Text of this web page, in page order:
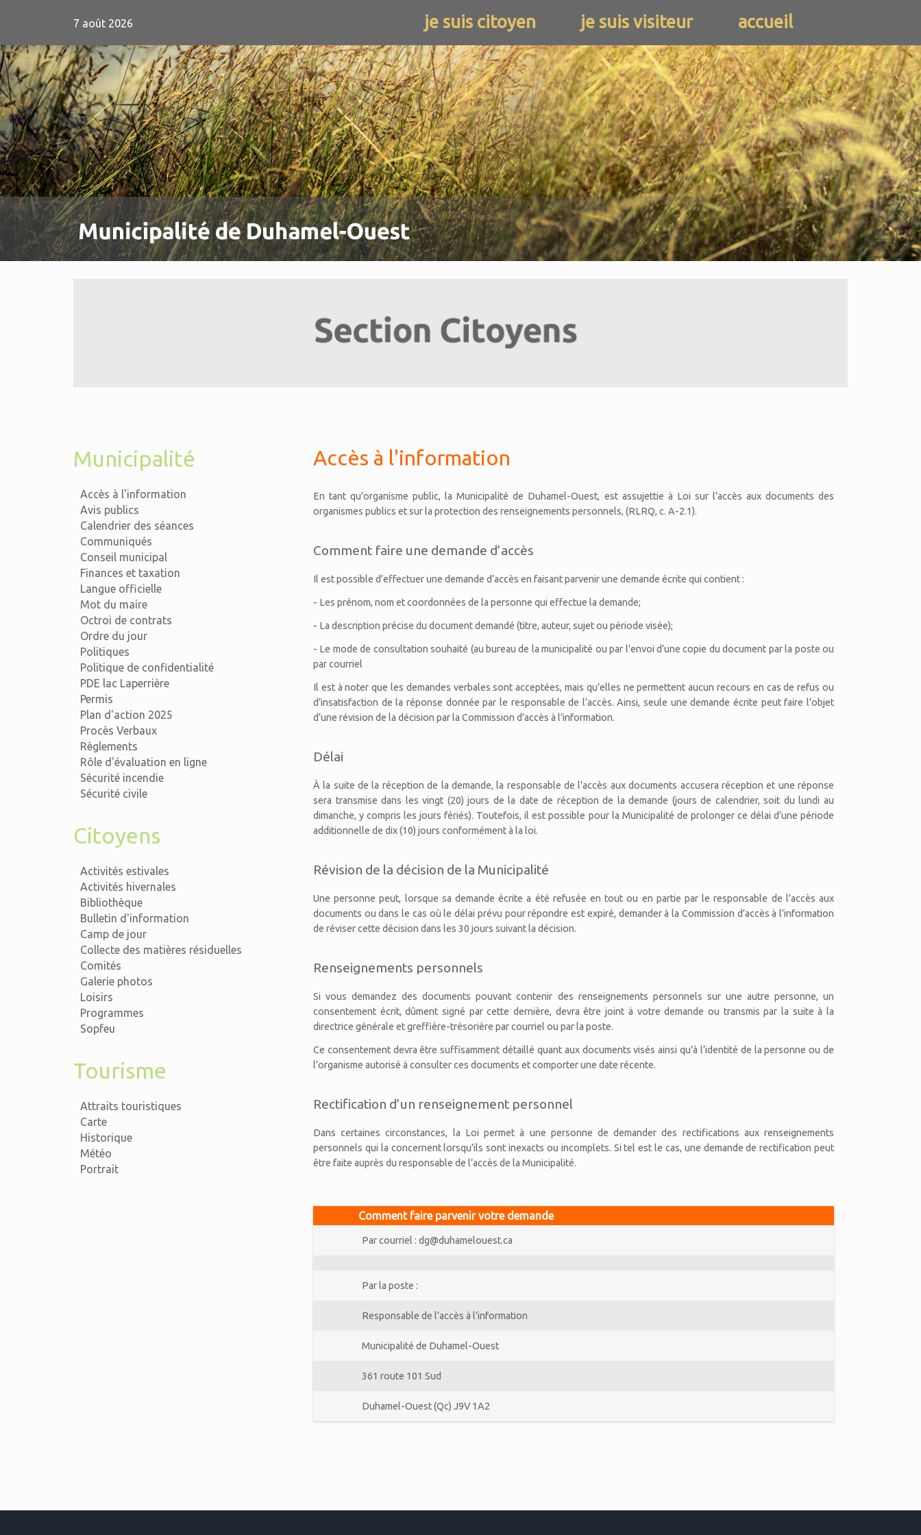
7 août 2026 je suis citoyen je suis visiteur accueil
Municipalité
Accès à l'information
Avis publics
Calendrier des séances
Communiqués
Conseil municipal
Finances et taxation
Langue officielle
Mot du maire
Octroi de contrats
Ordre du jour
Politiques
Politique de confidentialité
PDE lac Laperrière
Permis
Plan d'action 2025
Procès Verbaux
Règlements
Rôle d'évaluation en ligne
Sécurité incendie
Sécurité civile
Citoyens
Activités estivales
Activités hivernales
Bibliothèque
Bulletin d'information
Camp de jour
Collecte des matières résiduelles
Comités
Galerie photos
Loisirs
Programmes
Sopfeu
Tourisme
Attraits touristiques
Carte
Historique
Météo
Portrait
Accès à l'information
En tant qu’organisme public, la Municipalité de Duhamel-Ouest, est assujettie à Loi sur l’accès aux documents des
organismes publics et sur la protection des renseignements personnels, (RLRQ, c. A-2.1).
Comment faire une demande d’accès
Il est possible d’effectuer une demande d’accès en faisant parvenir une demande écrite qui contient :
- Les prénom, nom et coordonnées de la personne qui effectue la demande;
- La description précise du document demandé (titre, auteur, sujet ou période visée);
- Le mode de consultation souhaité (au bureau de la municipalité ou par l’envoi d’une copie du document par la poste ou
par courriel
Il est à noter que les demandes verbales sont acceptées, mais qu’elles ne permettent aucun recours en cas de refus ou
d’insatisfaction de la réponse donnée par le responsable de l’accès. Ainsi, seule une demande écrite peut faire l’objet
d’une révision de la décision par la Commission d’accès à l’information.
Délai
À la suite de la réception de la demande, la responsable de l’accès aux documents accusera réception et une réponse
sera transmise dans les vingt (20) jours de la date de réception de la demande (jours de calendrier, soit du lundi au
dimanche, y compris les jours fériés). Toutefois, il est possible pour la Municipalité de prolonger ce délai d’une période
additionnelle de dix (10) jours conformément à la loi.
Révision de la décision de la Municipalité
Une personne peut, lorsque sa demande écrite a été refusée en tout ou en partie par le responsable de l’accès aux
documents ou dans le cas où le délai prévu pour répondre est expiré, demander à la Commission d’accès à l’information
de réviser cette décision dans les 30 jours suivant la décision.
Renseignements personnels
Si vous demandez des documents pouvant contenir des renseignements personnels sur une autre personne, un
consentement écrit, dûment signé par cette dernière, devra être joint à votre demande ou transmis par la suite à la
directrice générale et greffière-trésorière par courriel ou par la poste.
Ce consentement devra être suffisamment détaillé quant aux documents visés ainsi qu’à l’identité de la personne ou de
l’organisme autorisé à consulter ces documents et comporter une date récente.
Rectification d’un renseignement personnel
Dans certaines circonstances, la Loi permet à une personne de demander des rectifications aux renseignements
personnels qui la concernent lorsqu’ils sont inexacts ou incomplets. Si tel est le cas, une demande de rectification peut
être faite auprès du responsable de l’accès de la Municipalité.
Comment faire parvenir votre demande
Par courriel : dg@duhamelouest.ca
Par la poste :
Responsable de l’accès à l’information
Municipalité de Duhamel-Ouest
361 route 101 Sud
Duhamel-Ouest (Qc) J9V 1A2